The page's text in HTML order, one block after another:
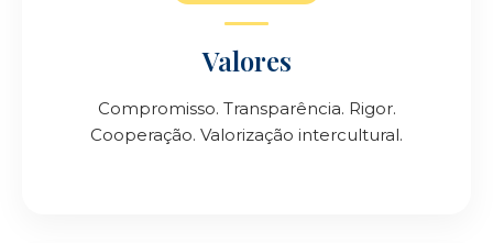
Valores
Compromisso. Transparência. Rigor.
Cooperação. Valorização intercultural.